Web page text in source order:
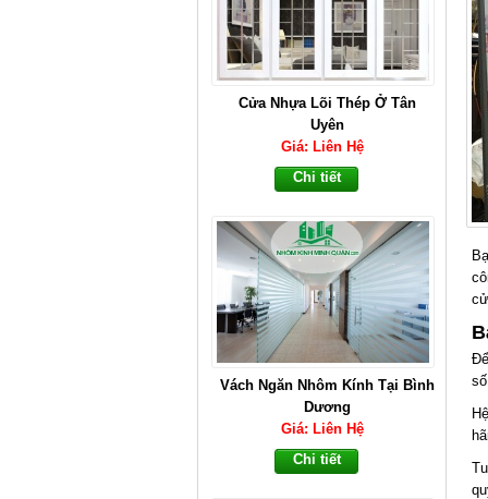
Cửa Nhựa Lõi Thép Ở Tân
Uyên
Giá: Liên Hệ
Chi tiết
Vách Ngăn Nhôm Kính Tại Bình
Dương
Giá: Liên Hệ
Chi tiết